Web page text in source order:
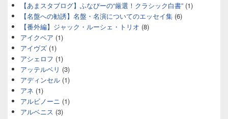
【あまスタブログ】ふなぴーの“厳選！クラシック白書” (1)
【名盤への勧誘】名盤・名演についてのエッセイ集 (6)
【番外編】ジャック・ルーシェ・トリオ (8)
アイクベア (1)
アイヴズ (1)
アシェロフ (1)
アッテルベリ (3)
アディンセル (1)
アネ (1)
アルビノーニ (1)
アルベニス (3)